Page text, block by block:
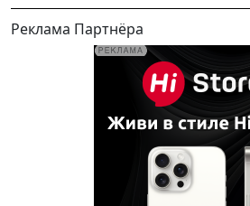
Реклама Партнёра